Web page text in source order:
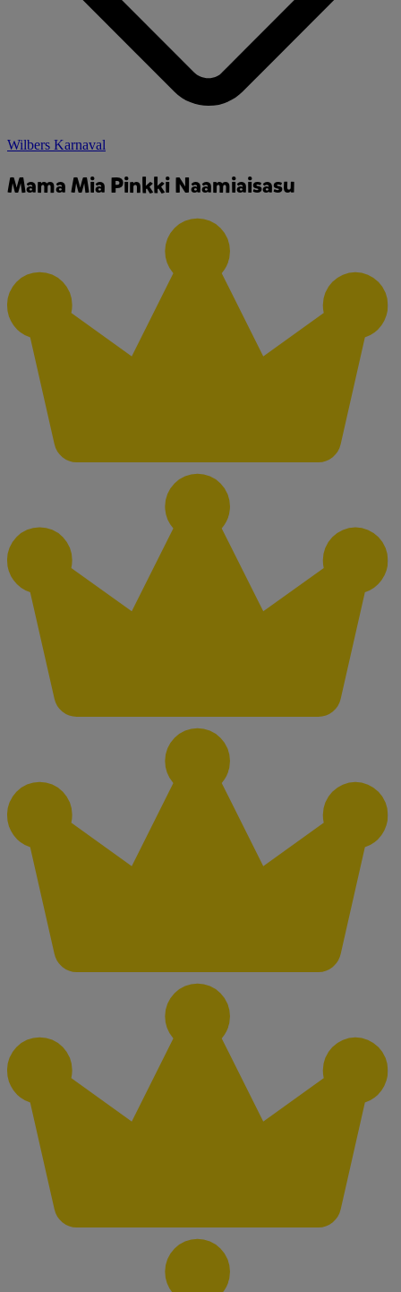
Wilbers Karnaval
Mama Mia Pinkki Naamiaisasu